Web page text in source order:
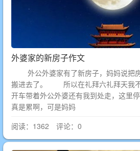
外婆家的新房子作文
外公外婆家有了新房子，妈妈说把
搬进去了。 所以在礼拜六礼拜天我不
开车带着外公外婆还有我到处走，这里
真是累啊，可是妈妈
阅读：1362 评论：0